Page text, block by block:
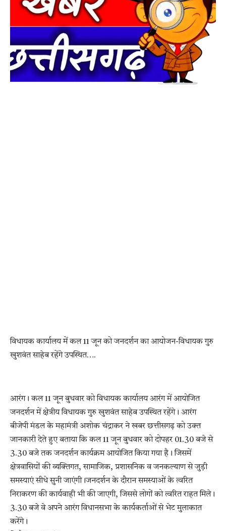
विधायक कार्यालय में कल 11 जून को जनदर्शन का आयोजन-विधायक गुरु
खुशवंत साहेब रहेंगे उपस्थित….
आरंग। कल 11 जून बुधवार को विधायक कार्यालय आरंग में आयोजित
जनदर्शन में क्षेत्रीय विधायक गुरु खुशवंत साहेब उपस्थित रहेंगे। आरंग
बीजेपी मंडल के महामंत्री अशोक चंद्राकर ने खबर छत्तीसगढ़ को उक्त
जानकारी देते हुए बताया कि कल 11 जून बुधवार को दोपहर 01.30 बजे से
3.30 बजे तक जनदर्शन कार्यक्रम आयोजित किया गया है। जिसमें
क्षेत्रवासियों की व्यक्तिगत, सामाजिक, प्रशासनिक व जनकल्याण से जुड़ी
समस्याएं सीधे सुनी जाएंगी।जनदर्शन के दौरान समस्याओं के त्वरित
निराकरण की कार्यवाही भी की जाएगी, जिससे लोगों को त्वरित राहत मिले।
3.30 बजे वे अपने आरंग विधानसभा के कार्यकर्ताओं से भेट मुलाकात
करेंगे।